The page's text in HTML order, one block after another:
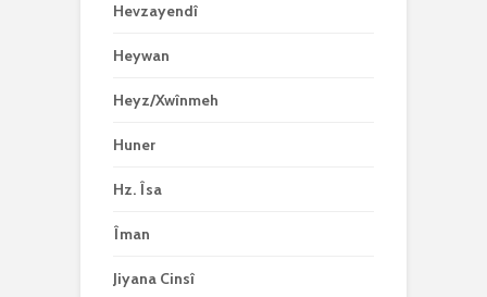
Hevzayendî
Heywan
Heyz/Xwînmeh
Huner
Hz. Îsa
Îman
Jiyana Cinsî